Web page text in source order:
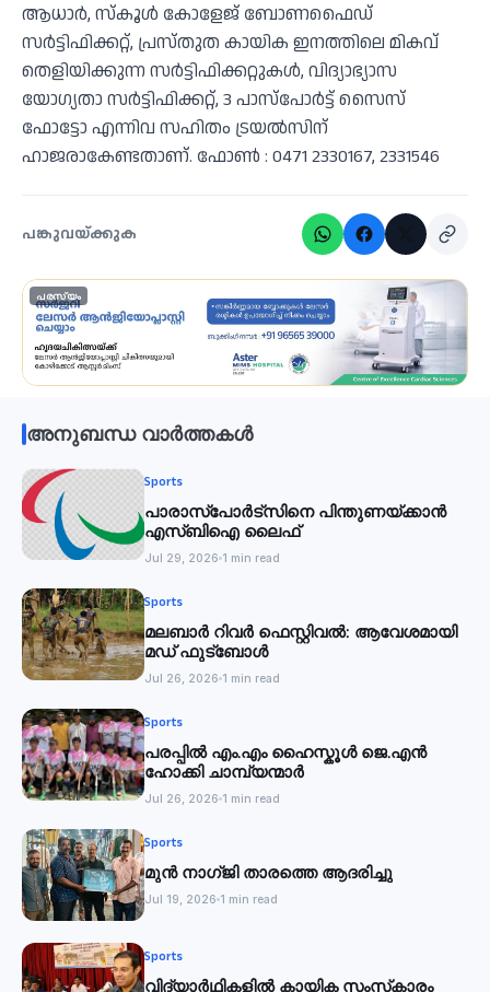
ആധാർ, സ്കൂൾ കോളേജ് ബോണഫൈഡ്
സർട്ടിഫിക്കറ്റ്, പ്രസ്തുത കായിക ഇനത്തിലെ മികവ്
തെളിയിക്കുന്ന സർട്ടിഫിക്കറ്റുകൾ, വിദ്യാഭ്യാസ
യോഗ്യതാ സർട്ടിഫിക്കറ്റ്, 3 പാസ്പോർട്ട് സൈസ്
ഫോട്ടോ എന്നിവ സഹിതം ട്രയൽസിന്
ഹാജരാകേണ്ടതാണ്. ഫോൺ : 0471 2330167, 2331546
പങ്കുവയ്ക്കുക
പരസ്യം
അനുബന്ധ വാർത്തകൾ
Sports
പാരാസ്‌പോര്‍ട്‌സിനെ പിന്തുണയ്ക്കാന്‍
എസ്ബിഐ ലൈഫ്
Jul 29, 2026 1 min read
Sports
മലബാര്‍ റിവര്‍ ഫെസ്റ്റിവൽ: ആവേശമായി
മഡ് ഫുട്‌ബോൾ
Jul 26, 2026 1 min read
Sports
പരപ്പിൽ എം.എം ഹൈസ്കൂൾ ജെ.എൻ
ഹോക്കി ചാമ്പ്യന്മാർ
Jul 26, 2026 1 min read
Sports
മുൻ നാഗ്ജി താരത്തെ ആദരിച്ചു
Jul 19, 2026 1 min read
Sports
വിദ്യാര്‍ഥികളില്‍ കായിക സംസ്‌കാരം